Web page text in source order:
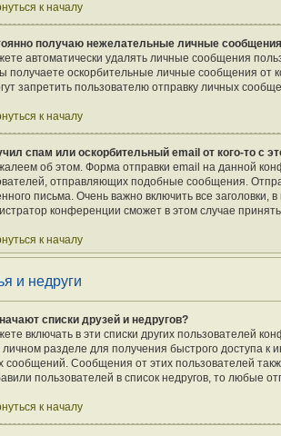
к началу
получаю нежелательные личные
автоматически удалять личные сообщения
получаете оскорбительные личные сообщения от
запретить пользователю отправку личных
к началу
спам или оскорбительный email от кого-то с
об этом. Форма отправки email на данной
отправляющих подобные сообщения.
письма. Очень важно включить все
конференции сможет в этом случае
к началу
и недруги
списки друзей и недругов?
включать в эти списки других пользователей
разделе для получения быстрого доступа к
сообщений. Сообщения от этих пользователей
пользователей в список недругов, то любые
к началу